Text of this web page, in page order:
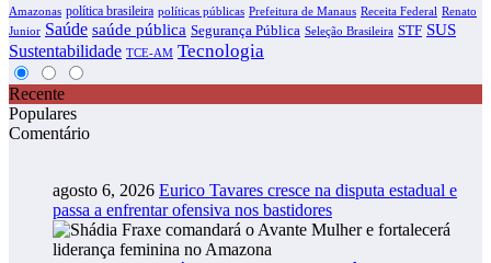
Amazonas política brasileira políticas públicas Prefeitura de Manaus Receita Federal Renato
Junior Saúde saúde pública Segurança Pública Seleção Brasileira STF SUS
Sustentabilidade TCE-AM Tecnologia
Recente
Populares
Comentário
agosto 6, 2026 Eurico Tavares cresce na disputa estadual e
passa a enfrentar ofensiva nos bastidores